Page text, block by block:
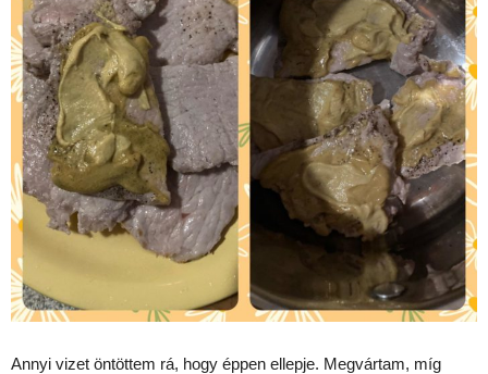
Annyi vizet öntöttem rá, hogy éppen ellepje. Megvártam, míg